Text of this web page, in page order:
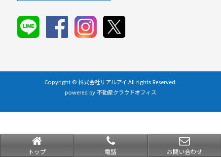
トップ 電話 お問い合わせ
Copyright © 株式会社リアルアイ All rights Reserved.
powered by 不動産クラウドオフィス